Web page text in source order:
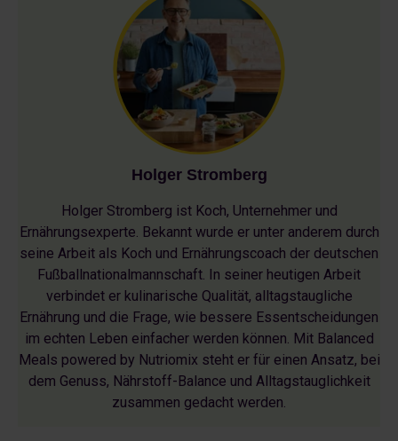
Holger Stromberg
Holger Stromberg ist Koch, Unternehmer und
Ernährungsexperte. Bekannt wurde er unter anderem durch
seine Arbeit als Koch und Ernährungscoach der deutschen
Fußballnationalmannschaft. In seiner heutigen Arbeit
verbindet er kulinarische Qualität, alltagstaugliche
Ernährung und die Frage, wie bessere Essentscheidungen
im echten Leben einfacher werden können. Mit Balanced
Meals powered by Nutriomix steht er für einen Ansatz, bei
dem Genuss, Nährstoff-Balance und Alltagstauglichkeit
zusammen gedacht werden.